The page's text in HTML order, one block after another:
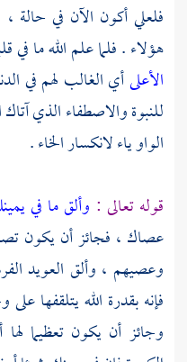
فلعلي أكون الآن في حالة
هؤلاء . فلما علم الله ما في
الأعلىأي الغالب لهم في
للنبوة والاصطفاء الذي
الواو ياء لانكسار الخاء .
قوله تعالى : وألق ما في
عصاك ، فجائز أن يكون
وعصيهم ، وألق العويد
فإنه بقدرة الله يتلقفها
وجائز أن يكون تعظيما